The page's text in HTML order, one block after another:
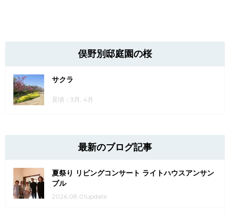
俣野別邸庭園の桜
サクラ
見頃：3月, 4月
最新のブログ記事
夏祭り リビングコンサート ライトハウスアンサン
ブル
2026.08.01update